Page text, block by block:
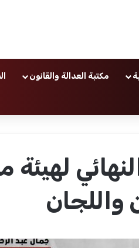
مكتبة العدالة والقانون
واللجان